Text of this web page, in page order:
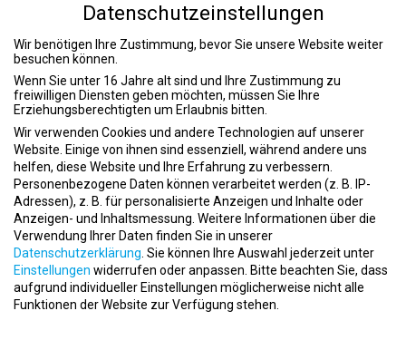
Selbstverteidigung
Kinder/Jugend
Unsere jüngsten Mitglieder sind ebenso wichtig wie die älteren. Wir
bieten:
Gratis Kinderbetreuung ab 0 Jahren
Umfangreiche Kinderprogramme ab 4 Jahren
Rehasport
Wir wissen, wie wichtig Rehabilitation und Prävention sind. Deshalb
bieten wir:
Individuell angepasste Rehasportkurse
Präventionsprogramme für eine nachhaltige Gesundheit
Wellness
Datenschutzeinstellungen
Wir benötigen Ihre Zustimmung, bevor Sie unsere Website weiter
besuchen können.
Wenn Sie unter 16 Jahre alt sind und Ihre Zustimmung zu
freiwilligen Diensten geben möchten, müssen Sie Ihre
Erziehungsberechtigten um Erlaubnis bitten.
Wir verwenden Cookies und andere Technologien auf unserer
Website. Einige von ihnen sind essenziell, während andere uns
helfen, diese Website und Ihre Erfahrung zu verbessern.
Personenbezogene Daten können verarbeitet werden (z. B. IP-
Adressen), z. B. für personalisierte Anzeigen und Inhalte oder
Anzeigen- und Inhaltsmessung. Weitere Informationen über die
Verwendung Ihrer Daten finden Sie in unserer
Datenschutzerklärung. Sie können Ihre Auswahl jederzeit unter
Einstellungen widerrufen oder anpassen. Bitte beachten Sie, dass
aufgrund individueller Einstellungen möglicherweise nicht alle
Funktionen der Website zur Verfügung stehen.